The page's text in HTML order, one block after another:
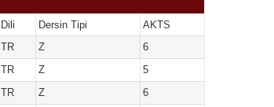
Dili Dersin Tipi AKTS
TR Z 6
TR Z 5
TR Z 6